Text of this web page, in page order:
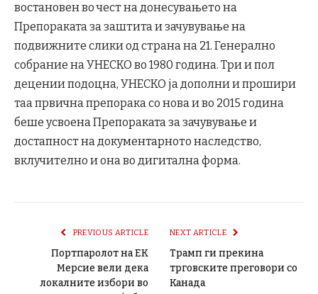
востановен во чест на донесувањето на
Препораката за заштита и зачувување на
подвижните слики од страна на 21. Генерално
собрание на УНЕСКО во 1980 година. Три и пол
децении подоцна, УНЕСКО ја дополни и прошири
таа првична препорака со нова и во 2015 година
беше усвоена Препораката за зачувување и
достапност на документарното наследство,
вклучително и она во дигитална форма.
PREVIOUS ARTICLE
Портпаролот на ЕК
Мерсие вели дека
локалните избори во
NEXT ARTICLE
Трамп ги прекина
трговските преговори со
Канада